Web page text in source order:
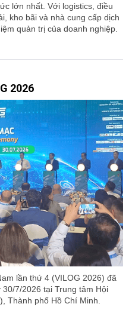
lớn nhất. Với logistics, điều
kho bãi và nhà cung cấp dịch
quản trị của doanh nghiệp.
2026
lần thứ 4 (VILOG 2026) đã
7/2026 tại Trung tâm Hội
Thành phố Hồ Chí Minh.